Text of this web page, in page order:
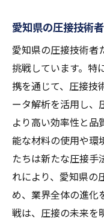
AIとIoTが
愛知県で
IoTを活用
AIが可能
愛知県の
次世代建
愛知県の圧接
想図
圧接技術
愛知県の
愛知県の圧接技術
愛知県の圧接技術者
挑戦しています。特
携を通じて、圧接技
ータ解析を活用し、
より高い効率性と品
能な材料の使用や環
たちは新たな圧接手
れにより、愛知県の
め、業界全体の進化
戦は、圧接の未来を